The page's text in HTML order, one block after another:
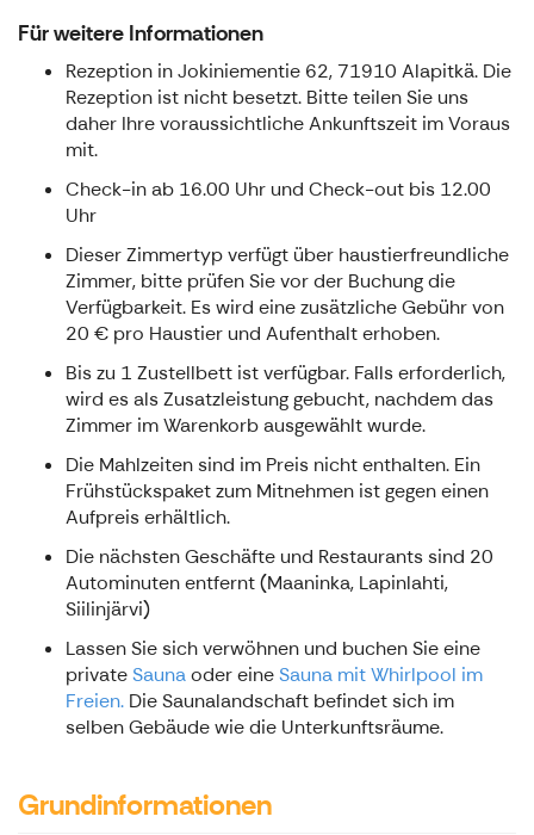
Für weitere Informationen
Rezeption in Jokiniementie 62, 71910 Alapitkä. Die
Rezeption ist nicht besetzt. Bitte teilen Sie uns
daher Ihre voraussichtliche Ankunftszeit im Voraus
mit.
Check-in ab 16.00 Uhr und Check-out bis 12.00
Uhr
Dieser Zimmertyp verfügt über haustierfreundliche
Zimmer, bitte prüfen Sie vor der Buchung die
Verfügbarkeit. Es wird eine zusätzliche Gebühr von
20 € pro Haustier und Aufenthalt erhoben.
Bis zu 1 Zustellbett ist verfügbar. Falls erforderlich,
wird es als Zusatzleistung gebucht, nachdem das
Zimmer im Warenkorb ausgewählt wurde.
Die Mahlzeiten sind im Preis nicht enthalten. Ein
Frühstückspaket zum Mitnehmen ist gegen einen
Aufpreis erhältlich.
Die nächsten Geschäfte und Restaurants sind 20
Autominuten entfernt (Maaninka, Lapinlahti,
Siilinjärvi)
Lassen Sie sich verwöhnen und buchen Sie eine
privateSaunaoder eineSauna mit Whirlpool im
Freien. Die Saunalandschaft befindet sich im
selben Gebäude wie die Unterkunftsräume.
Grundinformationen